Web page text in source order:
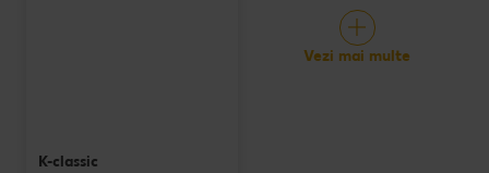
K-classic
Vezi mai multe